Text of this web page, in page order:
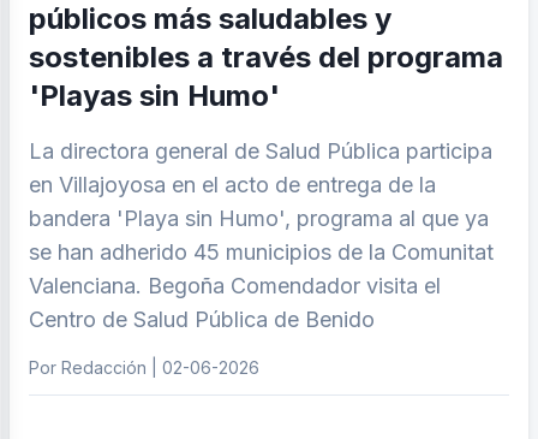
públicos más saludables y
sostenibles a través del programa
'Playas sin Humo'
La directora general de Salud Pública participa
en Villajoyosa en el acto de entrega de la
bandera 'Playa sin Humo', programa al que ya
se han adherido 45 municipios de la Comunitat
Valenciana. Begoña Comendador visita el
Centro de Salud Pública de Benido
Por Redacción | 02-06-2026